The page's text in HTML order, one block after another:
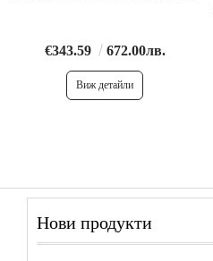
€343.59 672.00лв.
Виж детайли
Нови продукти